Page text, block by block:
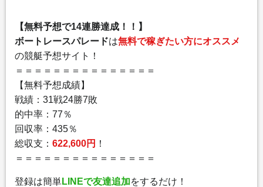
【無料予想で14連勝達成！！】
ボートレースパレードは無料で稼ぎたい方にオススメ
の競艇予想サイト！
＝＝＝＝＝＝＝＝＝＝＝＝＝＝＝
【無料予想成績】
戦績：31戦24勝7敗
的中率：77％
回収率：435％
総収支： 622,600円 ！
＝＝＝＝＝＝＝＝＝＝＝＝＝＝＝
登録は簡単LINEで友達追加をするだけ！